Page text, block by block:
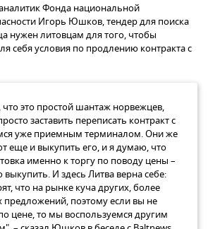
Фонда национальной
Игорь Юшков, тендер для поиска
нужен литовцам для того, чтобы
себя условия по продлению контракта с
это простой шантаж норвежцев,
заставить переписать контракт с
уже приемным терминалом. Они же
еще и выкупить его, и я думаю, что
именно к торгу по поводу цены –
выкупить. И здесь Литва верна себе:
что на рынке куча других, более
предложений, поэтому если вы не
цене, то мы воспользуемся другим